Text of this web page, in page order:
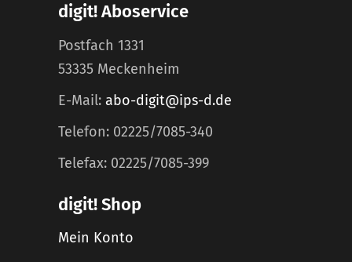
digit! Aboservice
Postfach 1331
53335 Meckenheim
E-Mail: abo-digit@ips-d.de
Telefon: 02225/7085-340
Telefax: 02225/7085-399
digit! Shop
Mein Konto